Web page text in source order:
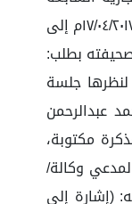
بالمحكمة التجارية بالرياض الصادر بتاريخ ١٢/٠٤/١٤٤٤ه في القضية رقم (٤٣٩٥٦٦١٢١) والحكم مجددا بالزام شركة بازار الخليج سجل تجاري رقم (...) برد حيازة السند لأمر المؤرخ ١٧/٠٤/٢٠١٧م إلى
الخطأ والضرر) وختم صحيفته بطلب:
لنظرها جلسة
المدعى عليها/ عبدالله محمد عبدالرحمن
مكتوبة،
عبر الاتصال المرئي، حضر المدعي وكالة/
جواب عبر البرنامج بتاريخ 24/7/1444هـ، ورد فيه ما نصه: (إشارة إلى